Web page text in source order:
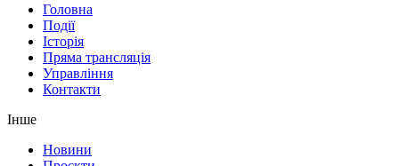
Головна
Події
Історія
Пряма трансляція
Управління
Контакти
Інше
Новини